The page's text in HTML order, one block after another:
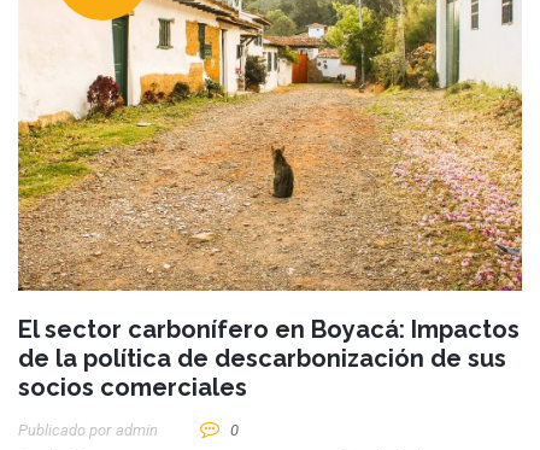
El sector carbonífero en Boyacá: Impactos
de la política de descarbonización de sus
socios comerciales
Publicado por Admin 0